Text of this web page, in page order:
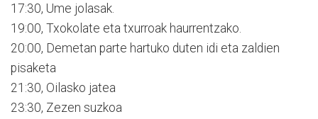
17:30, Ume jolasak.
19:00, Txokolate eta txurroak haurrentzako.
20:00, Demetan parte hartuko duten idi eta zaldien
pisaketa
21:30, Oilasko jatea
23:30, Zezen suzkoa